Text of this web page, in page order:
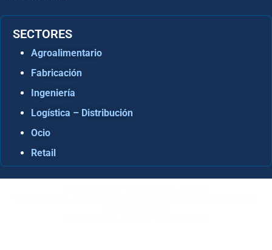
SECTORES
Agroalimentario
Fabricación
Ingeniería
Logística – Distribución
Ocio
Retail